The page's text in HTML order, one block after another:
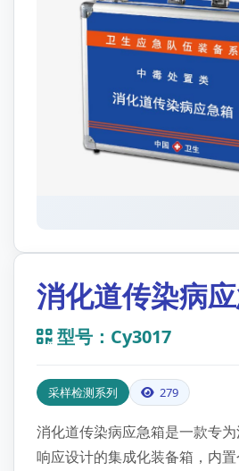
消化道传染病
型号：Cy3017
采样检测系列 279
消化道传染病应急箱是一款专
响应设计的集成化装备箱，内